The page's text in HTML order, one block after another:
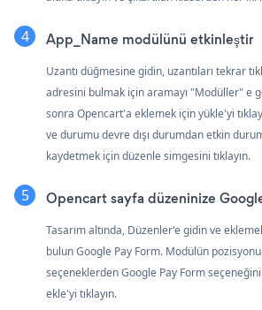
App_Name modülünü etkinleştir
Uzantı düğmesine gidin, uzantıları tekrar
adresini bulmak için aramayı "Modüller" e
sonra Opencart'a eklemek için yükle'yi
ve durumu devre dışı durumdan etkin
kaydetmek için düzenle simgesini tıklayın.
Opencart sayfa düzeninize
Tasarım altında, Düzenler'e gidin ve
bulun Google Pay Form. Modülün
seçeneklerden Google Pay Form
ekle'yi tıklayın.